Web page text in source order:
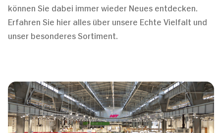
können Sie dabei immer wieder Neues entdecken.
Erfahren Sie hier alles über unsere Echte Vielfalt und
unser besonderes Sortiment.